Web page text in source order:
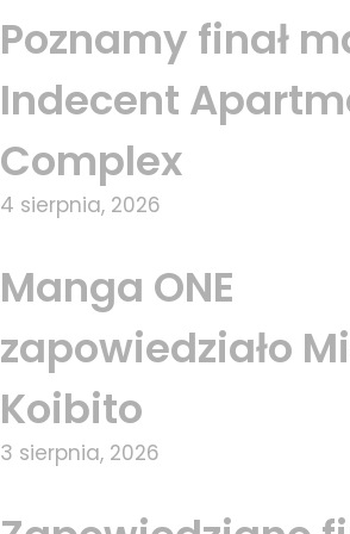
Poznamy finał
Indecent
Complex
4 sierpnia, 2026
Manga ONE
zapowiedziało
Koibito
3 sierpnia, 2026